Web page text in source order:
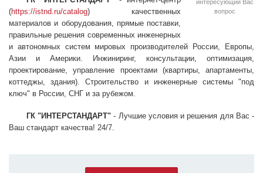
интересующий Вас
вопрос
(https://istnd.ru/catalog) качественных
материалов и оборудования, прямые поставки,
правильные решения современных инженерных
и автономных систем мировых производителей России, Европы,
Азии и Америки. Инжиниринг, консультации, оптимизация,
проектирование, управление проектами (квартиры, апартаменты,
коттеджы, здания). Строительство и инженерные системы "под
ключ" в России, СНГ и за рубежом.
ГК "ИНТЕРСТАНДАРТ" - Лучшие условия и решения для Вас -
Ваш стандарт качества! 24/7.